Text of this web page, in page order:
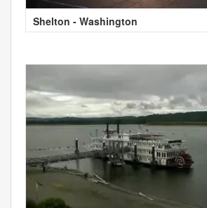
Shelton - Washington